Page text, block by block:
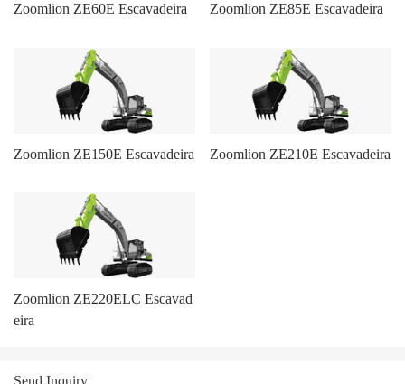
Zoomlion ZE60E Escavadeira Zoomlion ZE85E Escavadeira
Zoomlion ZE150E Escavadeira Zoomlion ZE210E Escavadeira
Zoomlion ZE220ELC Escavad
eira